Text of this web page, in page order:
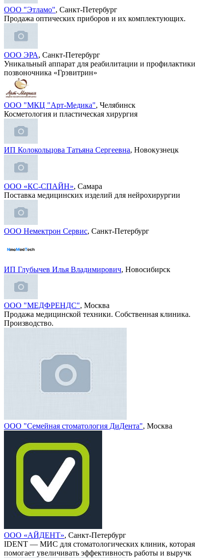
ООО "Этламо", Санкт-Петербург
Продажа оптических приборов и их комплектующих.
ООО ЭРА, Санкт-Петербург
Уникальный аппарат для реабилитации и профилактики
позвоночника «Грэвитрин»
ООО "МКЦ "Арт-Медика", Челябинск
Косметология и пластическая хирургия
ИП Колокольцова Татьяна Сергеевна, Новокузнецк
ООО «КС-СПАЙН», Самара
Поставка медицинских изделий для нейрохирургии
ООО Немектрон Сервис, Санкт-Петербург
ИП Глубычев Илья Владимирович, Новосибирск
ООО "МЕДФРЕНДС", Москва
Продажа медицинской техники. Собственная клиника.
Производство.
ООО "Семейная стоматология ДиДента", Москва
ООО «АЙДЕНТ», Санкт-Петербург
IDENT — МИС для стоматологических клиник, которая
помогает увеличивать эффективность работы и выручк